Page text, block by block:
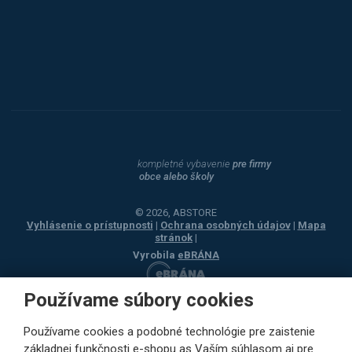
Používame súbory cookies
Používame cookies a podobné technológie pre zaistenie
základnej funkčnosti e-shopu as Vaším súhlasom aj pre
kompletné vybavenie pre firmy
obce alebo školy
© 2026, ABSTORE
Vyhlásenie o prístupnosti | Ochrana osobných údajov | Mapa
stránok |
Vyrobila eBRÁNA